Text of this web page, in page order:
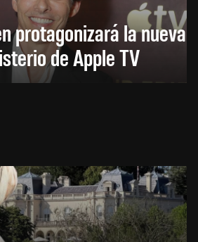
protagonizará la nueva
de Apple TV